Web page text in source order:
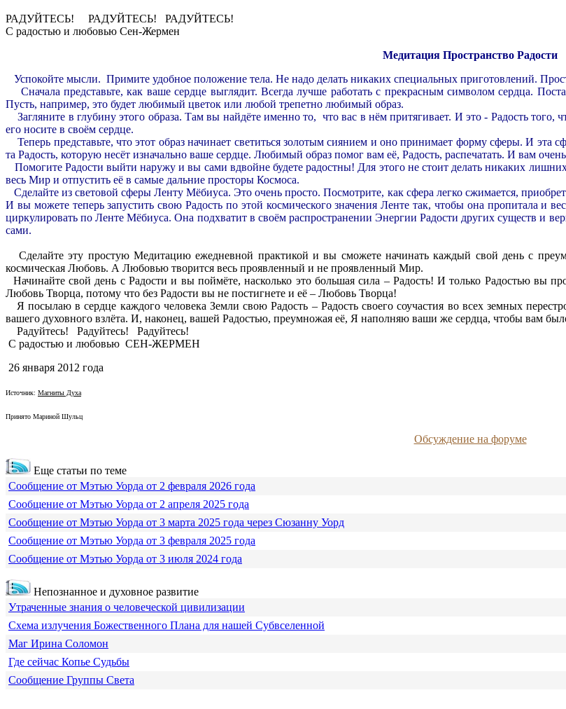
РАДУЙТЕСЬ! РАДУЙТЕСЬ! РАДУЙТЕСЬ!
С радостью и любовью Сен-Жермен
Медитация Пространство Радости
Успокойте мысли. Примите удобное положение тела. Не надо делать никаких специальных приготовлений.
Сначала представьте, как ваше сердце выглядит. Всегда лучше работать с прекрасным символом сердца.
Пусть, например, это будет любимый цветок или любой трепетно любимый образ.
Загляните в глубину этого образа. Там вы найдёте именно то, что вас в нём притягивает. И это - Радость того,
его носите в своём сердце.
Теперь представьте, что этот образ начинает светиться золотым сиянием и оно принимает форму сферы. И эта
та Радость, которую несёт изначально ваше сердце. Любимый образ помог вам её, Радость, распечатать. И вам
Помогите Радости выйти наружу и вы сами вдвойне будете радостны! Для этого не стоит делать никаких
весь Мир и отпустить её в самые дальние просторы Космоса.
Сделайте из световой сферы Ленту Мёбиуса. Это очень просто. Посмотрите, как сфера легко сжимается,
И вы можете теперь запустить свою Радость по этой космического значения Ленте так, чтобы она пропитала и
циркулировать по Ленте Мёбиуса. Она подхватит в своём распространении Энергии Радости других существ и
сами.
Сделайте эту простую Медитацию ежедневной практикой и вы сможете начинать каждый свой день с
космическая Любовь. А Любовью творится весь проявленный и не проявленный Мир.
Начинайте свой день с Радости и вы поймёте, насколько это большая сила – Радость! И только Радостью вы
Любовь Творца, потому что без Радости вы не постигнете и её – Любовь Творца!
Я посылаю в сердце каждого человека Земли свою Радость – Радость своего соучастия во всех земных
вашего духовного взлёта. И, наконец, вашей Радостью, преумножая её, Я наполняю ваши же сердца, чтобы вам
Радуйтесь! Радуйтесь! Радуйтесь!
С радостью и любовью СЕН-ЖЕРМЕН
26 января 2012 года
Источник: Магниты Духа
Принято Мариной Шульц
Обсуждение на форуме
Еще статьи по теме
Сообщение от Мэтью Уорда от 2 февраля 2026 года
Сообщение от Мэтью Уорда от 2 апреля 2025 года
Сообщение от Мэтью Уорда от 3 марта 2025 года через Сюзанну Уорд
Сообщение от Мэтью Уорда от 3 февраля 2025 года
Сообщение от Мэтью Уорда от 3 июля 2024 года
Непознанное и духовное развитие
Утраченные знания о человеческой цивилизации
Схема излучения Божественного Плана для нашей Субвселенной
Маг Ирина Соломон
Где сейчас Копье Судьбы
Сообщение Группы Света